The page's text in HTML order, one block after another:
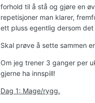
forhold til å stå og gjøre en
repetisjoner man klarer,
ett pluss egentlig dersom
Skal prøve å sette sammen
Om jeg trener 3 ganger per
gjerne ha innspill!
Dag 1: Mage/rygg.